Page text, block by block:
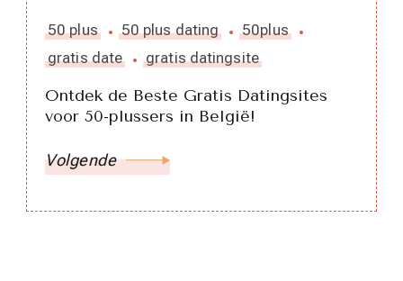
50 plus 50 plus dating
50plus
gratis date
gratis datingsite
Ontdek de Beste Gratis Datingsites
voor 50-plussers in België!
Volgende